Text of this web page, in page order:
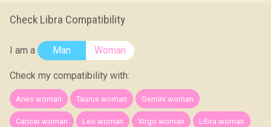
Check Libra Compatibility
I am a Man Woman
Check my compatibility with:
Aries woman Taurus woman Gemini woman
Cancer woman Leo woman Virgo woman Libra woman